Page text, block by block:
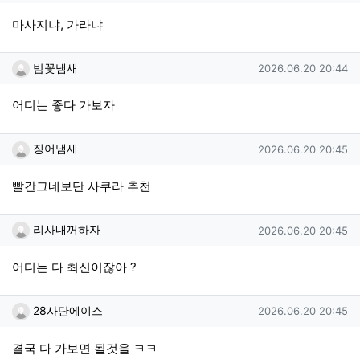
마사지냐, 가라냐
밤꽃냄새님의 댓글
밤꽃냄새 작성일
2026.06.20 20:44
어디는 좋다 가보자
징어냄새님의 댓글
징어냄새 작성일
2026.06.20 20:45
빨간그네보단 사쿠라 추천
리사내꺼하자님의 댓글
리사내꺼하자 작성일
2026.06.20 20:45
어디는 다 최신이잖아 ?
28사단에이스님의 댓글
28사단에이스 작성일
2026.06.20 20:45
결국 다 가보면 될것을 ㅋㅋ